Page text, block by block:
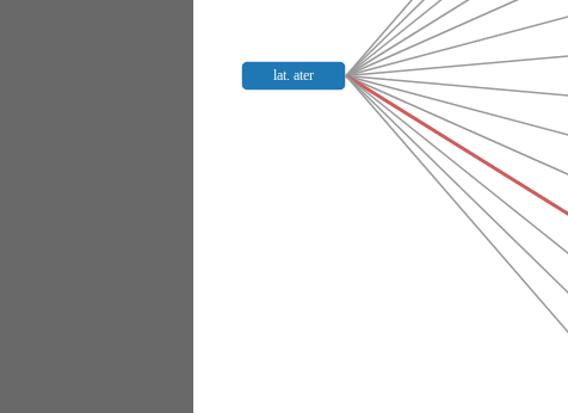
lat. ater